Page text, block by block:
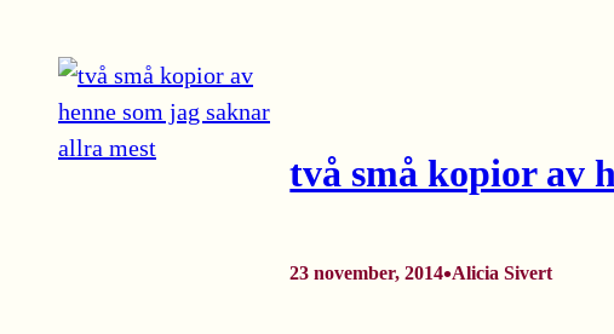
två små kopior av
23 november, 2014•Alicia Sivert